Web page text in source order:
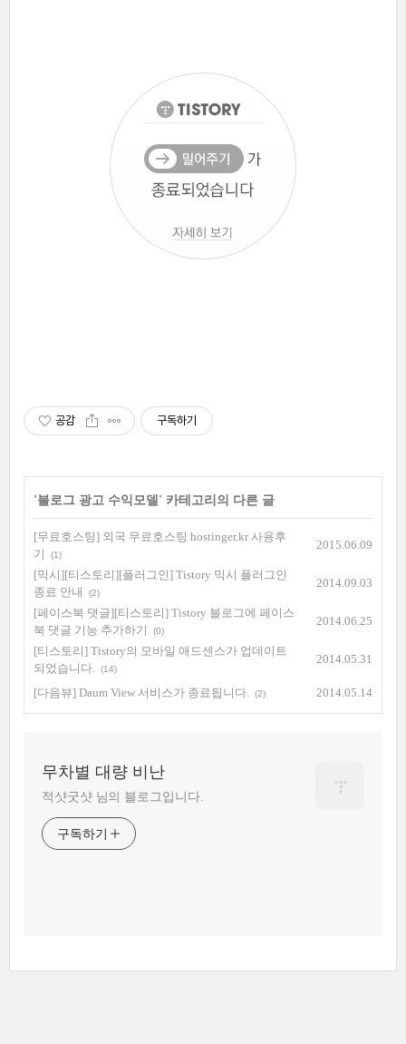
공감 구독하기
'블로그 광고 수익모델 ' 카테고리의 다른 글
[무료호스팅] 외국 무료호스팅 hostinger.kr 사용후
기
(1)
2015.06.09
[믹시][티스토리][플러그인] Tistory 믹시 플러그인
종료 안내
(2)
2014.09.03
[페이스북 댓글][티스토리] Tistory 블로그에 페이스
북 댓글 기능 추가하기
(0)
2014.06.25
[티스토리] Tistory의 모바일 애드센스가 업데이트
되었습니다.
(14)
2014.05.31
[다음뷰] Daum View 서비스가 종료됩니다. (2) 2014.05.14
무차별 대량 비난
적샷굿샷 님의 블로그입니다.
구독하기